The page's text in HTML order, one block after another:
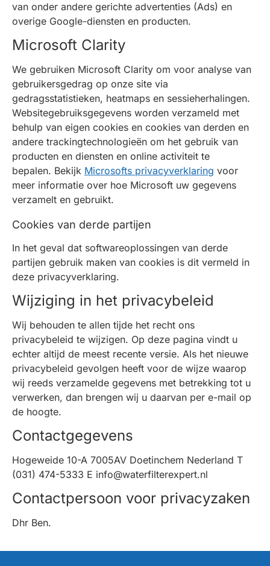
van onder andere gerichte advertenties (Ads) en
overige Google-diensten en producten.
Microsoft Clarity
We gebruiken Microsoft Clarity om voor analyse van
gebruikersgedrag op onze site via
gedragsstatistieken, heatmaps en sessieherhalingen.
Websitegebruiksgegevens worden verzameld met
behulp van eigen cookies en cookies van derden en
andere trackingtechnologieën om het gebruik van
producten en diensten en online activiteit te
bepalen. Bekijk Microsofts privacyverklaring voor
meer informatie over hoe Microsoft uw gegevens
verzamelt en gebruikt.
Cookies van derde partijen
In het geval dat softwareoplossingen van derde
partijen gebruik maken van cookies is dit vermeld in
deze privacyverklaring.
Wijziging in het privacybeleid
Wij behouden te allen tijde het recht ons
privacybeleid te wijzigen. Op deze pagina vindt u
echter altijd de meest recente versie. Als het nieuwe
privacybeleid gevolgen heeft voor de wijze waarop
wij reeds verzamelde gegevens met betrekking tot u
verwerken, dan brengen wij u daarvan per e-mail op
de hoogte.
Contactgegevens
Hogeweide 10-A 7005AV Doetinchem Nederland T
(031) 474-5333 E info@waterfilterexpert.nl
Contactpersoon voor privacyzaken
Dhr Ben.